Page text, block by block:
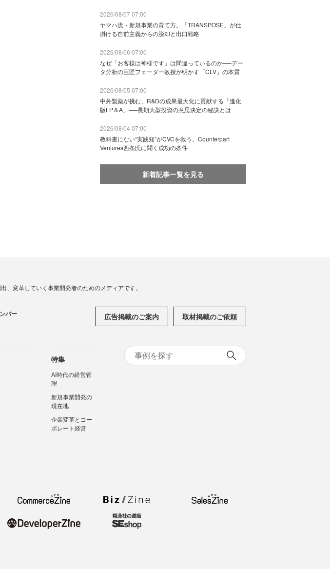
2026/08/07 07:00
ヤマハ流・新規事業の育て方。「TRANSPOSE」が仕
掛ける自前主義からの脱却と出口戦略
2026/08/06 07:00
なぜ「お客様は神様です」は間違っているのか──デー
タ分析の巨匠フェーダー教授が明かす「CLV」の本質
2026/08/05 07:00
中外製薬が挑む、R&Dの成果最大化に貢献する「進化
版FP＆A」──長期大型投資の意思決定の秘訣とは
2026/08/04 07:00
教科書にない“実践知”がCVCを救う。Counterpart
Ventures西条氏に聞く成功の条件
新着記事一覧を見る
、変革していく事業開発者のためのメディアです。
ナンバー 広告掲載のご案内 取材掲載のご依頼
特集
AI時代の経営管
理
新規事業開発の
現在地
企業変革とコー
ポレート経営